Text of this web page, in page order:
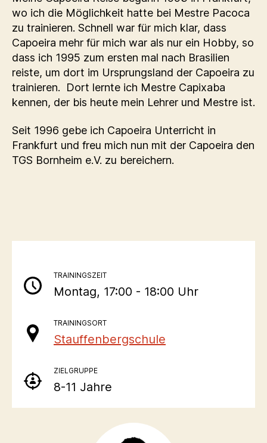
wo ich die Möglichkeit hatte bei Mestre Pacoca
zu trainieren. Schnell war für mich klar, dass
Capoeira mehr für mich war als nur ein Hobby, so
dass ich 1995 zum ersten mal nach Brasilien
reiste, um dort im Ursprungsland der Capoeira zu
trainieren. Dort lernte ich Mestre Capixaba
kennen, der bis heute mein Lehrer und Mestre ist.
Seit 1996 gebe ich Capoeira Unterricht in
Frankfurt und freu mich nun mit der Capoeira den
TGS Bornheim e.V. zu bereichern.
TRAININGSZEIT
Montag, 17:00 - 18:00 Uhr
TRAININGSORT
Stauffenbergschule
ZIELGRUPPE
8-11 Jahre